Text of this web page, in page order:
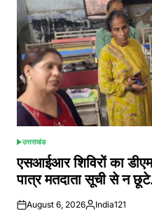
POSTED
IN
उत्तराखंड
एसआईआर शिविरों का
पात्र मतदाता सूची से न
August 6, 2026Posted
India121